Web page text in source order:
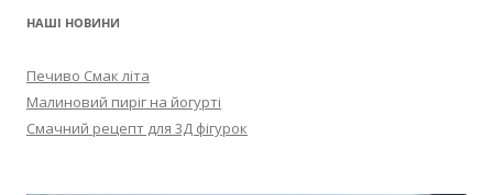
НАШІ НОВИНИ
Печиво Смак літа
Малиновий пиріг на йогурті
Смачний рецепт для 3Д фігурок